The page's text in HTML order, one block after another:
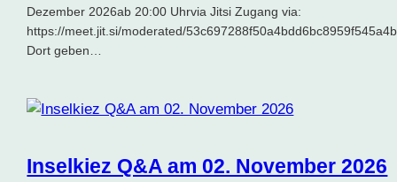
Dezember 2026ab 20:00 Uhrvia Jitsi Zugang via:
https://meet.jit.si/moderated/
Dort geben…
Inselkiez Q&A am 02. November 2026